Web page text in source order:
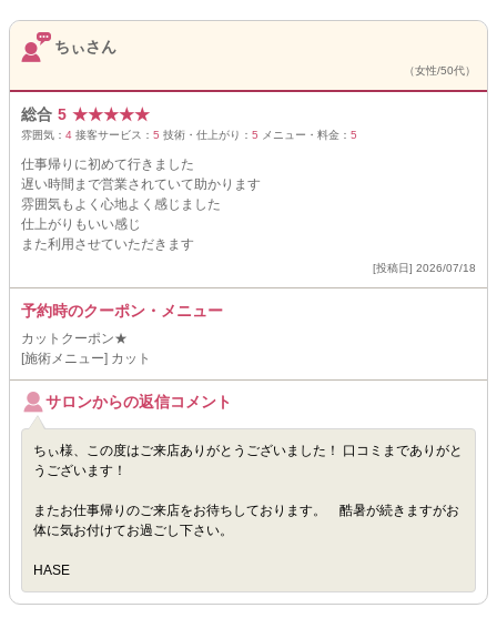
ちぃさん
（女性/50代）
総合 5 ★★★★★
雰囲気： 4 接客サービス： 5 技術・仕上がり： 5 メニュー・料金： 5
仕事帰りに初めて行きました
遅い時間まで営業されていて助かります
雰囲気もよく心地よく感じました
仕上がりもいい感じ
また利用させていただきます
[投稿日] 2026/07/18
予約時のクーポン・メニュー
カットクーポン★
[施術メニュー] カット
サロンからの返信コメント
ちぃ様、この度はご来店ありがとうございました！ 口コミまでありがと
うございます！
またお仕事帰りのご来店をお待ちしております。 酷暑が続きますがお
体に気お付けてお過ごし下さい。
HASE